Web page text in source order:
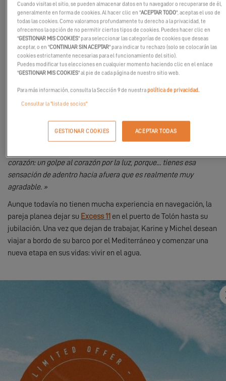
nos permitieron preguntarles sobre su experiencia conExcess
la segunda edición deExcess Campus
La pareja nos habla del barco que compraron, de sus proyectos y
de su experiencia con nuestra marca :
corazón: un golpe al corazón por la luz, porque... tienes esa
sensación de adentro hacia afuera que es realmente muy
agradable. »
Aunque todavía no tienen mucha experiencia en navegación, la
pareja planea dejar su Excess 11 en el puerto de Tolón hasta su
jubilación. Una vez que dejan de trabajar, Karine y Michel desean
viajar a bordo de su barco por el Mediterráneo y comenzar una
nueva etapa en sus vidas: vivir en el agua.
Para visualizar este vídeo, primero debe
permitir el uso de las cookies de
funcionalidad de nuestro sitio web.
Cuando visitas el sitio, se pueden almacenar datos en tu navegador o recuperarse de él,
generalmente en forma de cookies. Al hacer clic en "ACEPTAR TODO", aceptas el uso de
todas las cookies. Como valoramos profundamente tu derecho a la privacidad, te
ofrecemos la opción de no permitir ciertos tipos de cookies. Puedes hacer clic en
"GESTIONAR MIS COOKIES" para seleccionar las categorías de cookies que deseas
aceptar, o en "CONTINUAR SIN ACEPTAR" para indicar tu rechazo (solo se colocarán las
cookies estrictamente necesarias para el funcionamiento del sitio).
Puedes modificar tus elecciones en cualquier momento haciendo clic en el enlace
"GESTIONAR MIS COOKIES" al pie de cada página de nuestro sitio web.
Para más información, consulta la Sección 9 de nuestrapolítica de privacidad.
Consultar la "lista de socios"
GESTIONAR COOKIES ACEPTAR TODAS